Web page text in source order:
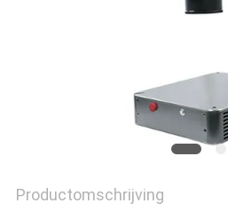
Productomschrijving